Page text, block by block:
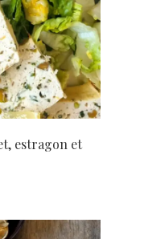
estragon et